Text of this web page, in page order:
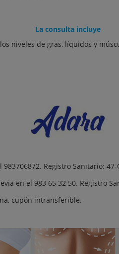
La consulta incluye
niveles de gras, líquidos y
Registro Sanitario: 47-
en el 983 65 32 50. Registro
cupón intransferible.